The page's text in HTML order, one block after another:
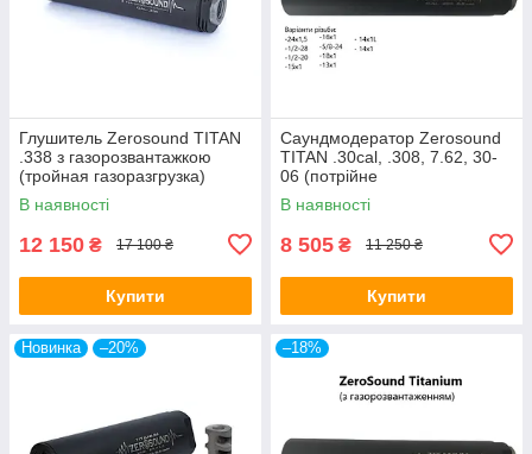
Глушитель Zerosound TITAN
.338 з газорозвантажкою
(тройная газоразгрузка)
В наявності
12 150 ₴ 17 100 ₴
Купити
Саундмодератор Zerosound
TITAN .30cal, .308, 7.62, 30-
06 (потрійне
газорозвантаження)
В наявності
8 505 ₴ 11 250 ₴
Купити
Новинка –20% –18%